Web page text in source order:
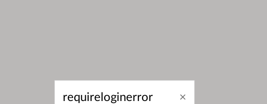
requireloginerror